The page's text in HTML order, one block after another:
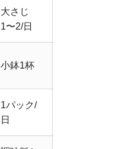
大さじ
1〜2/日
小鉢1杯
1パック/
日